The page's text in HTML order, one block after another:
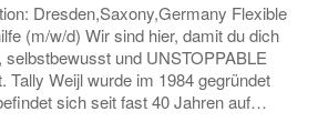
Dresden,Saxony,Germany Flexible
(m/w/d) Wir sind hier, damit du dich
selbstbewusst und UNSTOPPABLE
Tally Weijl wurde im 1984 gegründet
sich seit fast 40 Jahren auf